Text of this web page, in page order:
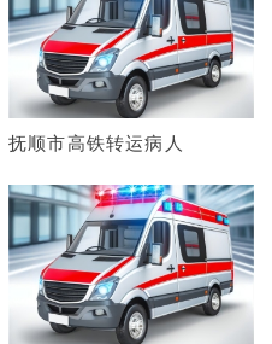
抚顺市高铁转运病人